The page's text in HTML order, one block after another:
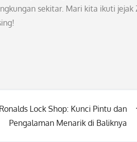
sekitar. Mari kita ikuti jejak
Ronalds Lock Shop: Kunci Pintu dan
Pengalaman Menarik di Baliknya